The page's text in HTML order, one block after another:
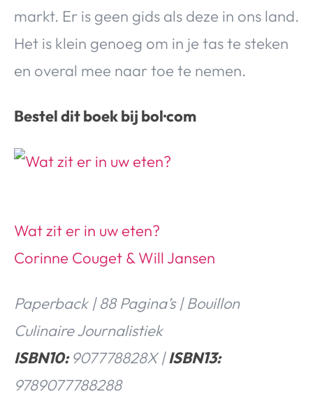
markt. Er is geen gids als deze in ons land.
Het is klein genoeg om in je tas te steken
en overal mee naar toe te nemen.
Bestel dit boek bij bol·com
Wat zit er in uw eten?
Corinne Couget & Will Jansen
Paperback | 88 Pagina’s | Bouillon
Culinaire Journalistiek
ISBN10:907778828X |ISBN13:
9789077788288